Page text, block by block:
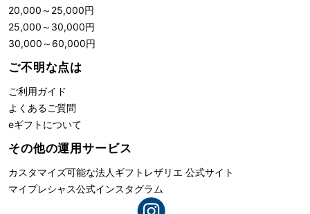
20,000 ～ 25,000円
25,000 ～ 30,000円
30,000 ～ 60,000円
ご不明な点は
ご利用ガイド
よくあるご質問
eギフトについて
その他の運用サービス
カスタマイズ可能な法人ギフト レザリエ 公式サイト
マイプレシャス公式インスタグラム